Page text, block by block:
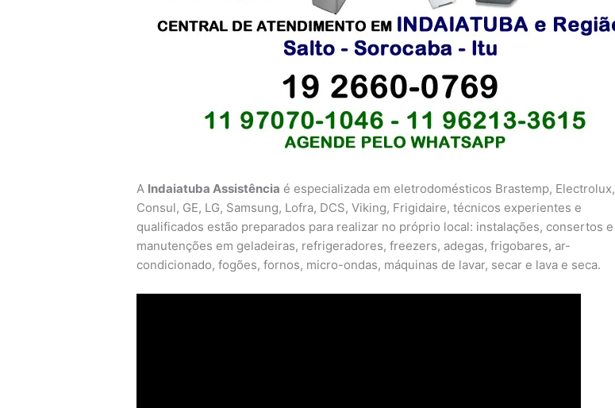
A Indaiatuba Assistência é especializada em eletrodomésticos Brastemp, Electrolux,
Consul, GE, LG, Samsung, Lofra, DCS, Viking, Frigidaire, técnicos experientes e
qualificados estão preparados para realizar no próprio local: instalações, consertos e
manutenções em geladeiras, refrigeradores, freezers, adegas, frigobares, ar-
condicionado, fogões, fornos, micro-ondas, máquinas de lavar, secar e lava e seca.